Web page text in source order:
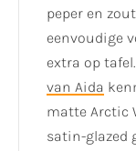
peper en
eenvoudige
extra op
van Aida
matte Arctic
satin-glazed